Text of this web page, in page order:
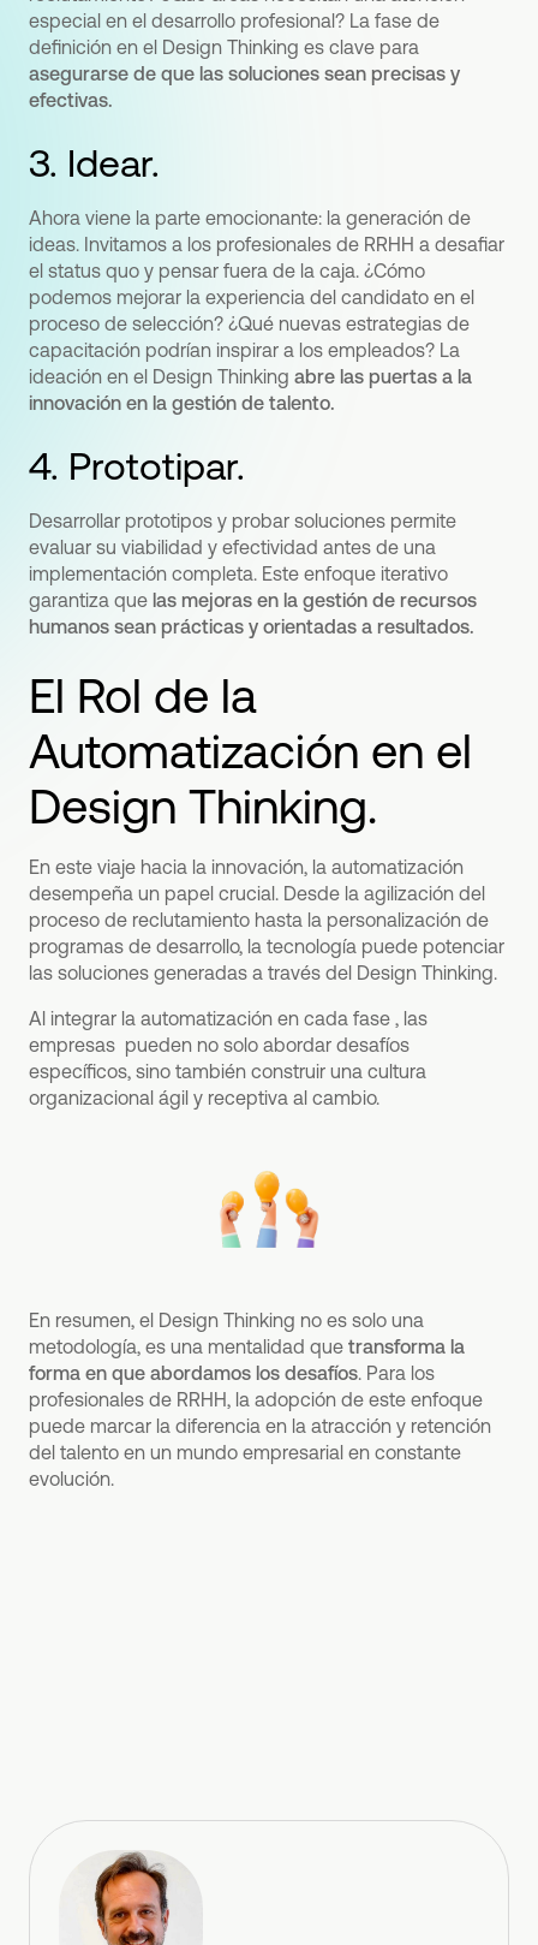
especial en el desarrollo profesional? La fase de
definición en el Design Thinking es clave para
asegurarse de que las soluciones sean precisas y
efectivas.
3. Idear.
Ahora viene la parte emocionante: la generación de
ideas. Invitamos a los profesionales de RRHH a desafiar
el status quo y pensar fuera de la caja. ¿Cómo
podemos mejorar la experiencia del candidato en el
proceso de selección? ¿Qué nuevas estrategias de
capacitación podrían inspirar a los empleados? La
ideación en el Design Thinking abre las puertas a la
innovación en la gestión de talento.
4. Prototipar.
Desarrollar prototipos y probar soluciones permite
evaluar su viabilidad y efectividad antes de una
implementación completa. Este enfoque iterativo
garantiza que las mejoras en la gestión de recursos
humanos sean prácticas y orientadas a resultados.
El Rol de la
Automatización en el
Design Thinking.
En este viaje hacia la innovación, la automatización
desempeña un papel crucial. Desde la agilización del
proceso de reclutamiento hasta la personalización de
programas de desarrollo, la tecnología puede potenciar
las soluciones generadas a través del Design Thinking.
Al integrar la automatización en cada fase , las
empresas pueden no solo abordar desafíos
específicos, sino también construir una cultura
organizacional ágil y receptiva al cambio.
En resumen, el Design Thinking no es solo una
metodología, es una mentalidad que transforma la
forma en que abordamos los desafíos. Para los
profesionales de RRHH, la adopción de este enfoque
puede marcar la diferencia en la atracción y retención
del talento en un mundo empresarial en constante
evolución.